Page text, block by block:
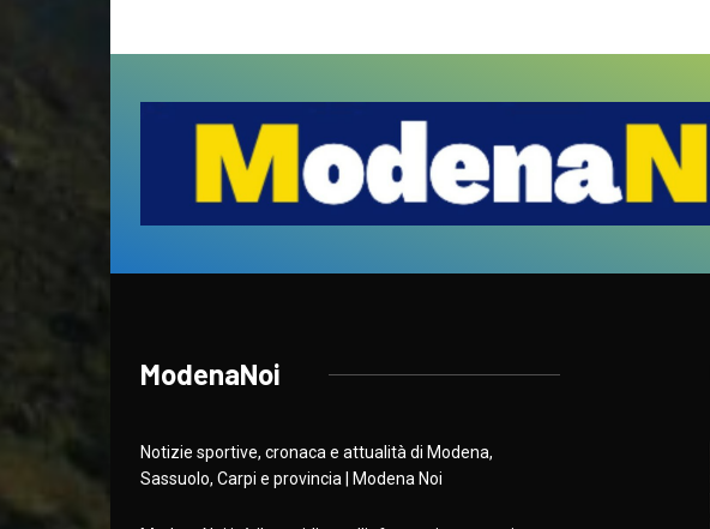
ModenaNoi
Notizie sportive, cronaca e attualità di Modena,
Sassuolo, Carpi e provincia | Modena Noi